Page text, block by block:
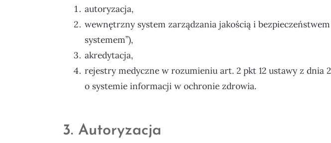
autoryzacja,
wewnętrzny system zarządzania jakością i
systemem”),
akredytacja,
rejestry medyczne w rozumieniu art. 2 pkt 12 ustawy z dnia
o systemie informacji w ochronie zdrowia.
3. Autoryzacja